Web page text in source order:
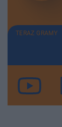
TERAZ GRAMY